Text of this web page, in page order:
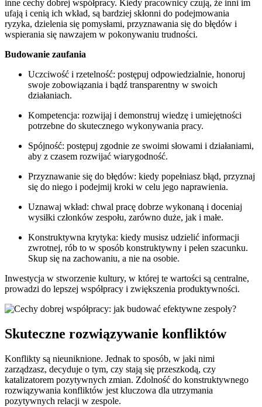
inne cechy dobrej współpracy. Kiedy pracownicy czują, że inni im
ufają i cenią ich wkład, są bardziej skłonni do podejmowania
ryzyka, dzielenia się pomysłami, przyznawania się do błędów i
wspierania się nawzajem w pokonywaniu trudności.
Budowanie zaufania
Uczciwość i rzetelność: postępuj odpowiedzialnie, honoruj
swoje zobowiązania i bądź transparentny w swoich
działaniach.
Kompetencja: rozwijaj i demonstruj wiedzę i umiejętności
potrzebne do skutecznego wykonywania pracy.
Spójność: postępuj zgodnie ze swoimi słowami i działaniami,
aby z czasem rozwijać wiarygodność.
Przyznawanie się do błędów: kiedy popełniasz błąd, przyznaj
się do niego i podejmij kroki w celu jego naprawienia.
Uznawaj wkład: chwal pracę dobrze wykonaną i doceniaj
wysiłki członków zespołu, zarówno duże, jak i małe.
Konstruktywna krytyka: kiedy musisz udzielić informacji
zwrotnej, rób to w sposób konstruktywny i pełen szacunku.
Skup się na zachowaniu, a nie na osobie.
Inwestycja w stworzenie kultury, w której te wartości są centralne,
prowadzi do lepszej współpracy i zwiększenia produktywności.
Skuteczne rozwiązywanie konfliktów
Konflikty są nieuniknione. Jednak to sposób, w jaki nimi
zarządzasz, decyduje o tym, czy stają się przeszkodą, czy
katalizatorem pozytywnych zmian. Zdolność do konstruktywnego
rozwiązywania konfliktów jest kluczowa dla utrzymania
pozytywnych relacji w zespole.